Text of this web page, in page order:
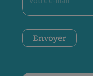
mail
CAPTCHA
Envoyer